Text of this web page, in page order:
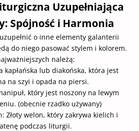
Uzupełniająca
Spójność i Harmonia
o inne elementy galanterii
do niego pasować stylem i kolorem.
należą:
kapłańska lub diakońska, która jest
na szyi i opada na piersi.
który jest noszony na lewym
(obecnie rzadko używany)
Złoty welon, który zakrywa kielich i
podczas liturgii.